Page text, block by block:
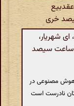
عقدبیع
خری
شهریار،
ساعت سیصد
هوش مصنوعی در
نادرست است